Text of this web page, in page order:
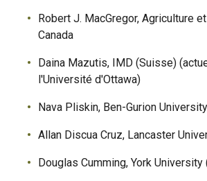
Robert J. MacGregor, Agriculture
Canada
Daina Mazutis, IMD (Suisse)
l'Université d'Ottawa)
Nava Pliskin, Ben-Gurion
Allan Discua Cruz, Lancaster
Douglas Cumming, York University